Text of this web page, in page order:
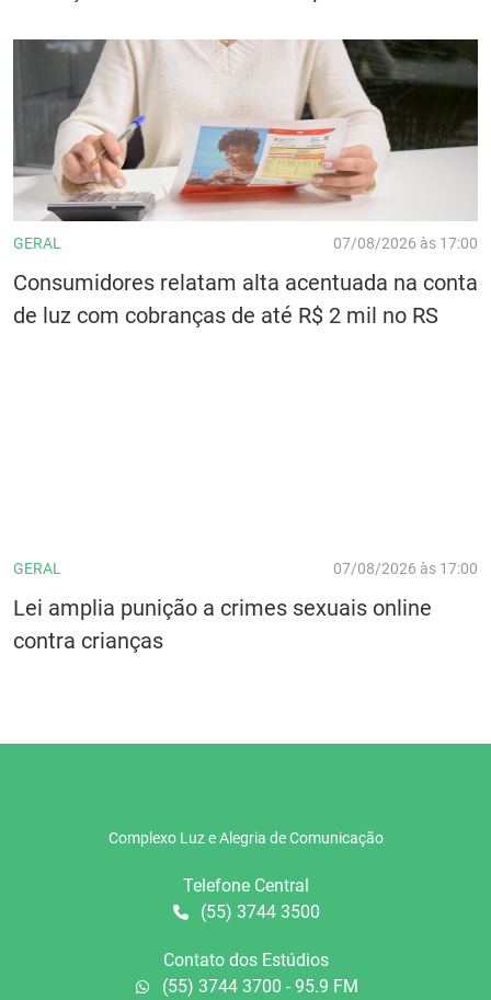
GERAL 07/08/2026 às 17:00
Consumidores relatam alta acentuada na conta
de luz com cobranças de até R$ 2 mil no RS
GERAL 07/08/2026 às 17:00
Lei amplia punição a crimes sexuais online
contra crianças
Complexo Luz e Alegria de Comunicação
Telefone Central
(55) 3744 3500
Contato dos Estúdios
(55) 3744 3700 - 95.9 FM